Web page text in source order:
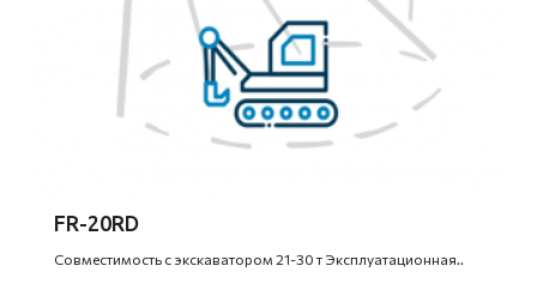
FR-20RD
Совместимость с экскаватором 21-30 т Эксплуатационная..